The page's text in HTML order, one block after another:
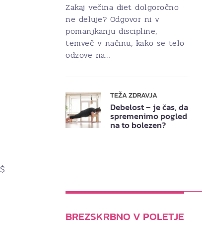
Zakaj večina diet dolgoročno
ne deluje? Odgovor ni v
pomanjkanju discipline,
temveč v načinu, kako se telo
odzove na…
TEŽA ZDRAVJA
Debelost – je čas, da
spremenimo pogled
na to bolezen?
$
BREZSKRBNO V POLETJE